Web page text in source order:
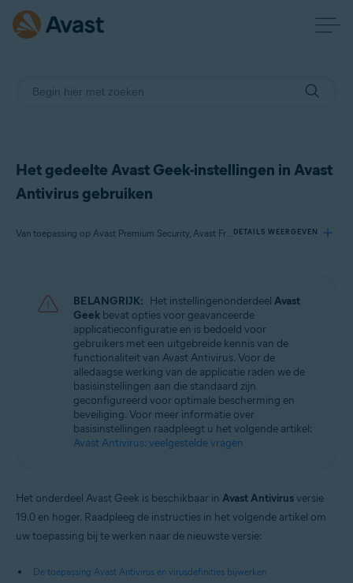
Het gedeelte Avast Geek-instellingen in Avast
Antivirus gebruiken
Van toepassing op Avast Premium Security, Avast Free AntivirusDETAILS WEERGEVEN
Avast Premium Security 22.x
Avast Free Antivirus 22.x
Besturingssystemen:
Microsoft Windows 11 Home / Pro / Enterprise / Education
Microsoft Windows 10 Home / Pro / Enterprise / Education – 32-/64-bits
Microsoft Windows 8.1 / Pro / Enterprise – 32-/64-bits
Microsoft Windows 8 / Pro / Enterprise – 32-/64-bits
Microsoft Windows 7 Home Basic / Home Premium / Professional /
BELANGRIJK: Het instellingenonderdeel Avast
Geek bevat opties voor geavanceerde
applicatieconfiguratie en is bedoeld voor
gebruikers met een uitgebreide kennis van de
functionaliteit van Avast Antivirus. Voor de
alledaagse werking van de applicatie raden we de
basisinstellingen aan die standaard zijn
geconfigureerd voor optimale bescherming en
beveiliging. Voor meer informatie over
basisinstellingen raadpleegt u het volgende artikel:
Avast Antivirus: veelgestelde vragen
Het onderdeel Avast Geek is beschikbaar in Avast Antivirusversie
19.0 en hoger. Raadpleeg de instructies in het volgende artikel om
uw toepassing bij te werken naar de nieuwste versie:
De toepassing Avast Antivirus en virusdefinities bijwerken